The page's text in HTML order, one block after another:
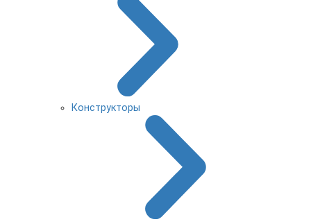
Конструкторы